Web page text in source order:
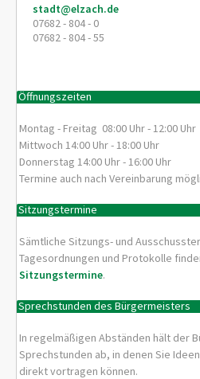
stadt@elzach.de
07682 - 804 - 0
07682 - 804 - 55
Öffnungszeiten
Montag - Freitag 08:00 Uhr - 12:00 Uhr
Mittwoch 14:00 Uhr - 18:00 Uhr
Donnerstag 14:00 Uhr - 16:00 Uhr
Termine auch nach Vereinbarung
Sitzungstermine
Sämtliche Sitzungs- und
Tagesordnungen und Protokolle
Sitzungstermine.
Sprechstunden des Bürgermeisters
In regelmäßigen Abständen hält der
Sprechstunden ab, in denen Sie
direkt vortragen können.